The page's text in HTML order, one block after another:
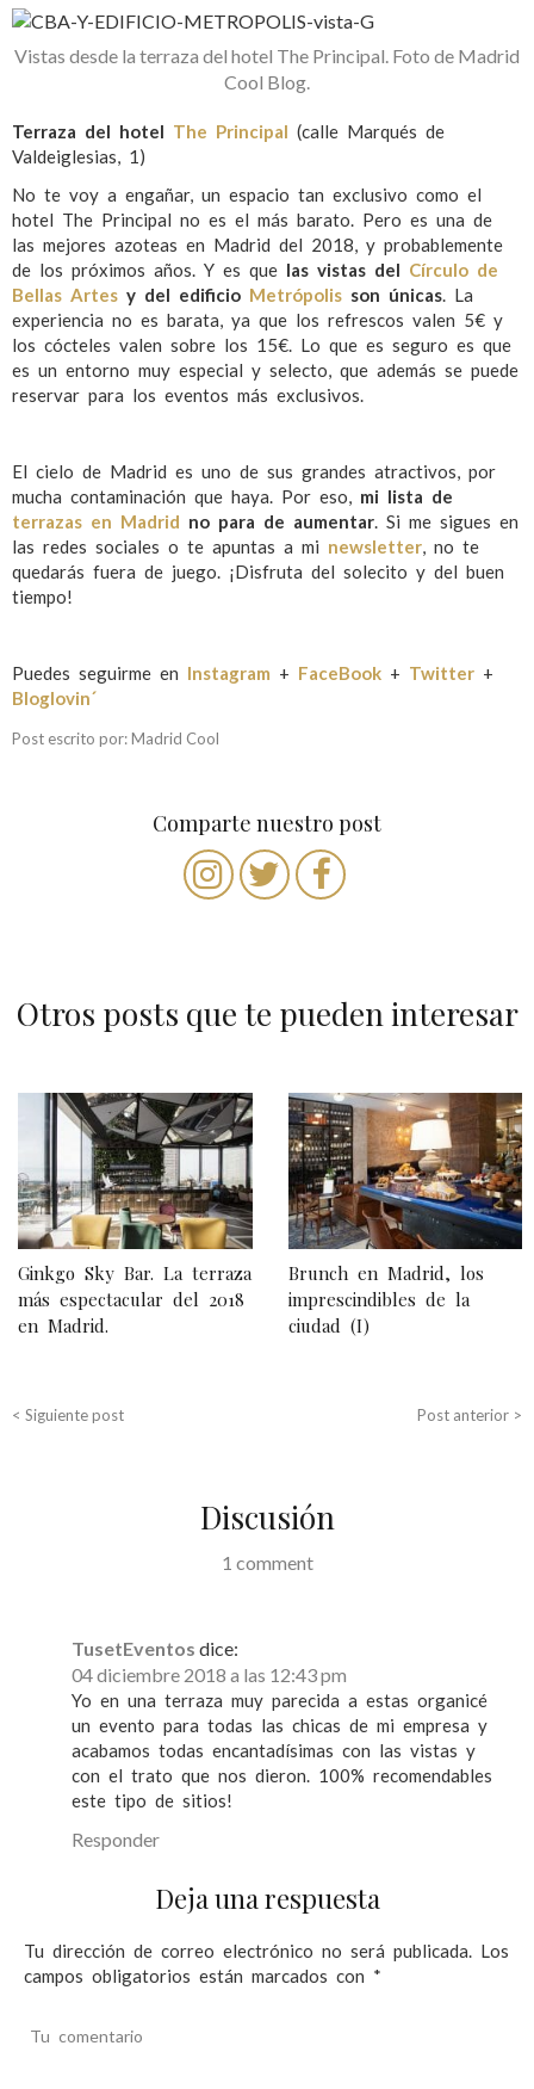
Vistas desde la terraza del hotel The Principal. Foto de Madrid
Cool Blog.
Terraza del hotel The Principal (calle Marqués de
Valdeiglesias, 1)
No te voy a engañar, un espacio tan exclusivo como el
hotel The Principal no es el más barato. Pero es una de
las mejores azoteas en Madrid del 2018, y probablemente
de los próximos años. Y es que las vistas del Círculo de
Bellas Artes y del edificio Metrópolis son únicas. La
experiencia no es barata, ya que los refrescos valen 5€ y
los cócteles valen sobre los 15€. Lo que es seguro es que
es un entorno muy especial y selecto, que además se puede
reservar para los eventos más exclusivos.
El cielo de Madrid es uno de sus grandes atractivos, por
mucha contaminación que haya. Por eso, mi lista de
terrazas en Madrid no para de aumentar. Si me sigues en
las redes sociales o te apuntas a mi newsletter, no te
quedarás fuera de juego. ¡Disfruta del solecito y del buen
tiempo!
Puedes seguirme en Instagram + FaceBook + Twitter +
Bloglovin´
Post escrito por: Madrid Cool
Comparte nuestro post
Otros posts que te pueden interesar
Ginkgo Sky Bar. La terraza
más espectacular del 2018
en Madrid.
Brunch en Madrid, los
imprescindibles de la
ciudad (I)
v
e
g
a
c
ó
Post anterior >
< Siguiente post
Discusión
1 comment
TusetEventos dice:
04 diciembre 2018 a las 12:43 pm
Yo en una terraza muy parecida a estas organicé
un evento para todas las chicas de mi empresa y
acabamos todas encantadísimas con las vistas y
con el trato que nos dieron. 100% recomendables
este tipo de sitios!
Responder
Deja una respuesta
Tu dirección de correo electrónico no será publicada. Los
campos obligatorios están marcados con *
Tu comentario